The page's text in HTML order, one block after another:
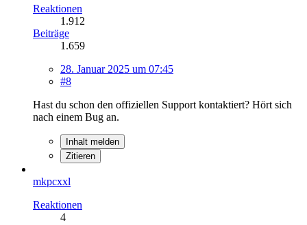
Reaktionen
1.912
Beiträge
1.659
28. Januar 2025 um 07:45
#8
Hast du schon den offiziellen Support kontaktiert? Hört sich
nach einem Bug an.
Inhalt melden
Zitieren
mkpcxxl
Reaktionen
4